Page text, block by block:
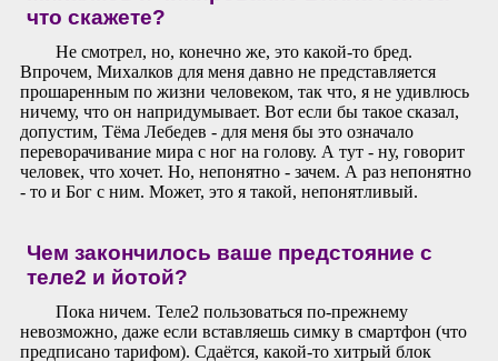
что скажете?
Не смотрел, но, конечно же, это какой-то бред.
Впрочем, Михалков для меня давно не представляется
прошаренным по жизни человеком, так что, я не удивлюсь
ничему, что он напридумывает. Вот если бы такое сказал,
допустим, Тёма Лебедев - для меня бы это означало
переворачивание мира с ног на голову. А тут - ну, говорит
человек, что хочет. Но, непонятно - зачем. А раз непонятно
- то и Бог с ним. Может, это я такой, непонятливый.
Чем закончилось ваше предстояние с
теле2 и йотой?
Пока ничем. Теле2 пользоваться по-прежнему
невозможно, даже если вставляешь симку в смартфон (что
предписано тарифом). Сдаётся, какой-то хитрый блок